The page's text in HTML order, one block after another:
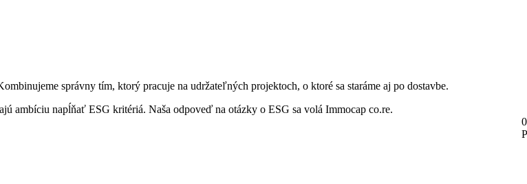
správny tím, ktorý pracuje na udržateľných projektoch, o ktoré sa staráme aj po dostavbe.
ambíciu napĺňať ESG kritériá. Naša odpoveď na otázky o ESG sa volá Immocap co.re.